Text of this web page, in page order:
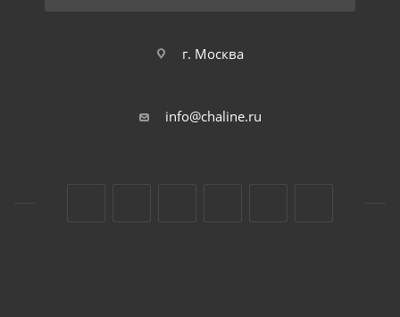
г. Москва
info@chaline.ru